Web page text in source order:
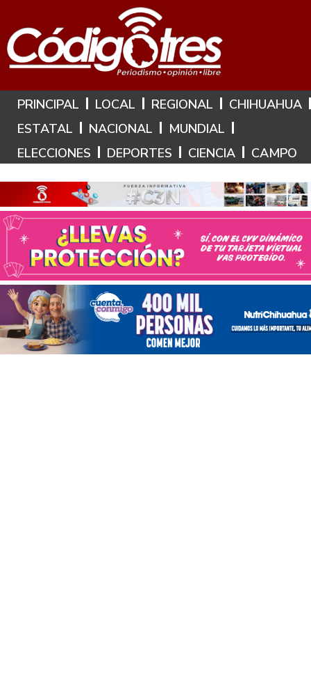
Hoy es: 7 de Agosto de 2026
PRINCIPAL LOCAL REGIONAL
CHIHUAHUA
ESTATAL
NACIONAL
MUNDIAL
ELECCIONES
DEPORTES CIENCIA CAMPO